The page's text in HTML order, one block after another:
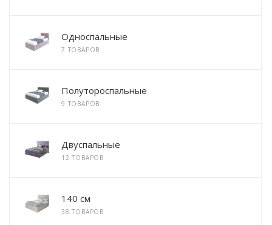
Односпальные
7 ТОВАРОВ
Полутороспальные
9 ТОВАРОВ
Двуспальные
12 ТОВАРОВ
140 см
38 ТОВАРОВ